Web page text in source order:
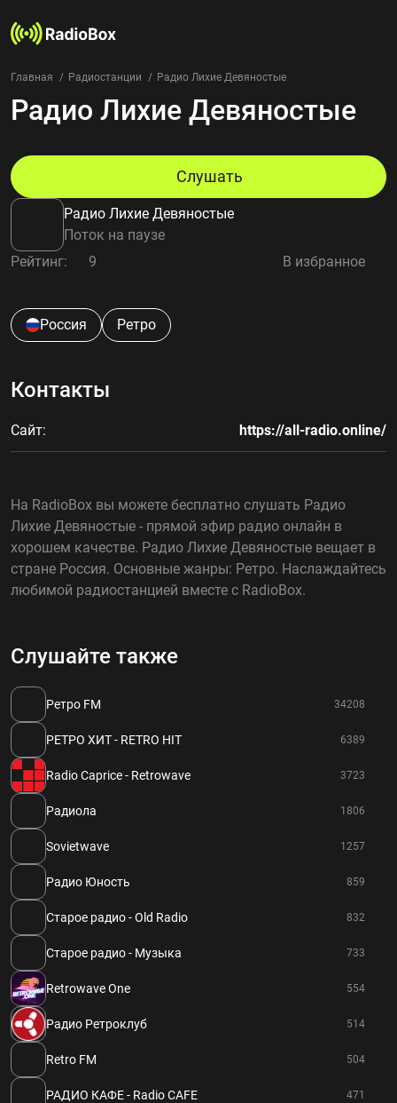
Радиостанции
Жанры
Страны
Избранное
О нас
Добавить радиостанцию
Конфиденциальность
Главная Радиостанции Радио Лихие Девяностые
Радио Лихие Девяностые
Радио Лихие Девяностые
Поток на паузе
Слушать
Рейтинг: 9 В избранное
Россия Ретро
Контакты
Сайт: https://all-radio.online/
На RadioBox вы можете бесплатно слушать Радио
Лихие Девяностые - прямой эфир радио онлайн в
хорошем качестве. Радио Лихие Девяностые вещает в
стране Россия. Основные жанры: Ретро. Наслаждайтесь
любимой радиостанцией вместе с RadioBox.
Слушайте также
Ретро FM 34208
РЕТРО ХИТ - RETRO HIT 6389
Radio Caprice - Retrowave 3723
Радиола 1806
Sovietwave 1257
Радио Юность 859
Старое радио - Old Radio 832
Старое радио - Музыка 733
Retrowave One 554
Радио Ретроклуб 514
Retro FM 504
РАДИО КАФЕ - Radio CAFE 471